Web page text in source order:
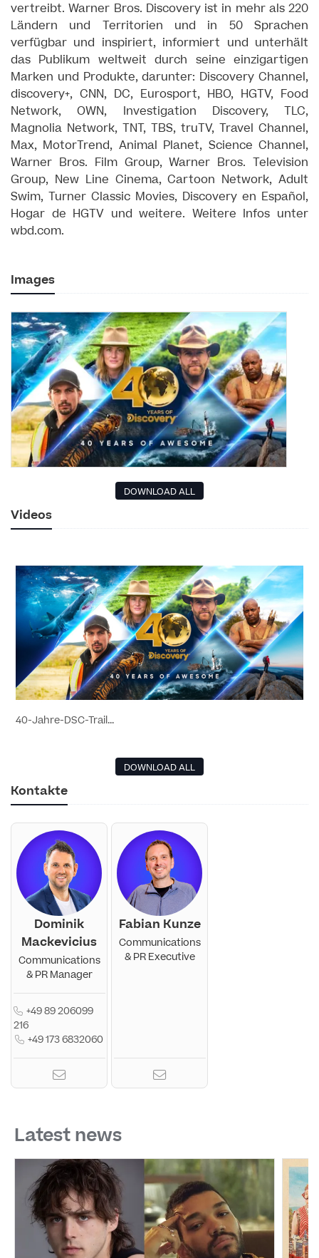
vertreibt. Warner Bros. Discovery ist in mehr als 220
Ländern und Territorien und in 50 Sprachen
verfügbar und inspiriert, informiert und unterhält
das Publikum weltweit durch seine einzigartigen
Marken und Produkte, darunter: Discovery Channel,
discovery+, CNN, DC, Eurosport, HBO, HGTV, Food
Network, OWN, Investigation Discovery, TLC,
Magnolia Network, TNT, TBS, truTV, Travel Channel,
Max, MotorTrend, Animal Planet, Science Channel,
Warner Bros. Film Group, Warner Bros. Television
Group, New Line Cinema, Cartoon Network, Adult
Swim, Turner Classic Movies, Discovery en Español,
Hogar de HGTV und weitere. ​Weitere Infos unter
wbd.com.​
Images
DOWNLOAD ALL
Videos
40-Jahre-DSC-Trail...
DOWNLOAD ALL
Kontakte
Dominik
Mackevicius
Communications
& PR Manager
+49 89 206099
216
+49 173 6832060
Fabian Kunze
Communications
& PR Executive
Latest news